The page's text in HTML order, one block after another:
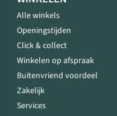
Alle winkels
Openingstijden
Click & collect
Winkelen op afspraak
Buitenvriend voordeel
Zakelijk
Services